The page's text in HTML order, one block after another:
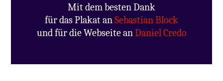
Mit dem besten Dank
für das Plakat anSebastian Block
und für die Webseite anDaniel Credo